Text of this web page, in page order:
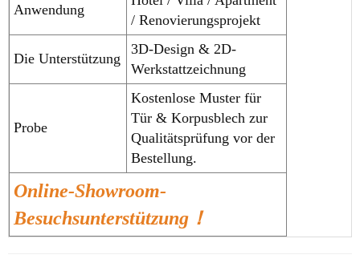
Anwendung
/ Renovierungsprojekt
Die Unterstützung
3D-Design & 2D-
Werkstattzeichnung
Probe
Kostenlose Muster für
Tür & Korpusblech zur
Qualitätsprüfung vor der
Bestellung.
Online-Showroom-
Besuchsunterstützung！